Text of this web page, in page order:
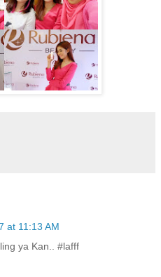
at 11:13 AM
ya Kan.. #lafff